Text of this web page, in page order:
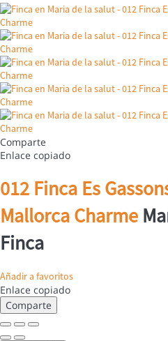
Comparte
Enlace copiado
012 Finca Es
Mallorca Charme
Finca
Añadir a favoritos
Enlace copiado
Comparte